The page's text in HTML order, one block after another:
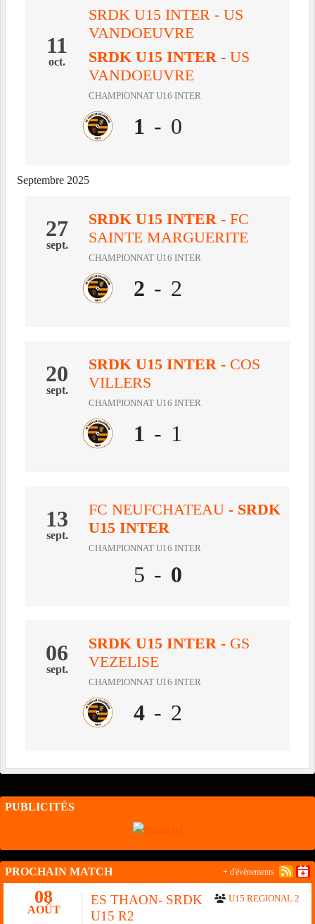
11
oct.
SRDK U15 INTER - US
VANDOEUVRE
SRDK U15 INTER - US
VANDOEUVRE
CHAMPIONNAT U16 INTER
1 - 0
Septembre 2025
27
sept.
SRDK U15 INTER - FC
SAINTE MARGUERITE
CHAMPIONNAT U16 INTER
2 - 2
20
sept.
SRDK U15 INTER - COS
VILLERS
CHAMPIONNAT U16 INTER
1 - 1
13
sept.
FC NEUFCHATEAU - SRDK
U15 INTER
CHAMPIONNAT U16 INTER
5 - 0
06
sept.
SRDK U15 INTER - GS
VEZELISE
CHAMPIONNAT U16 INTER
4 - 2
PUBLICITÉS
PROCHAIN MATCH
08
AOÛT
U15 REGIONAL 2
ES THAON- SRDK
U15 R2
+ d'évènements